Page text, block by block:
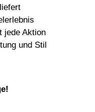
jede Aktion
und Stil